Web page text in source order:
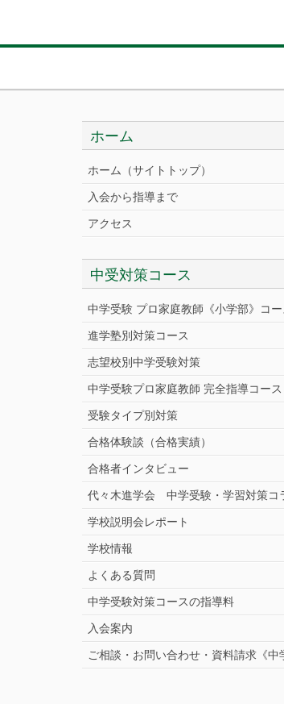
ホーム
ホーム（サイトトップ）
入会から指導まで
アクセス
中受対策コース
中学受験 プロ家庭教師《小学部》 コー
進学塾別対策コース
志望校別中学受験対策
中学受験プロ家庭教師 完全指導コース
受験タイプ別対策
合格体験談（合格実績）
合格者インタビュー
代々木進学会 中学受験・学習対策コ
学校説明会レポート
学校情報
よくある質問
中学受験対策コースの指導料
入会案内
ご相談・お問い合わせ・資料請求《中